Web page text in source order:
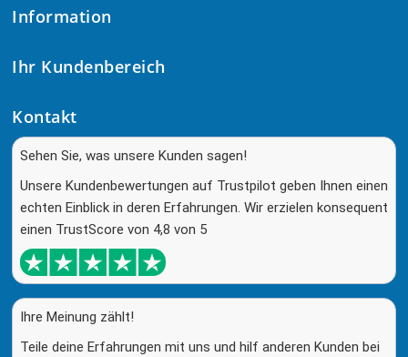
Information
Ihr Kundenbereich
Kontakt
Sehen Sie, was unsere Kunden sagen!
Unsere Kundenbewertungen auf Trustpilot geben Ihnen einen
echten Einblick in deren Erfahrungen. Wir erzielen konsequent
einen TrustScore von 4,8 von 5
Ihre Meinung zählt!
Teile deine Erfahrungen mit uns und hilf anderen Kunden bei